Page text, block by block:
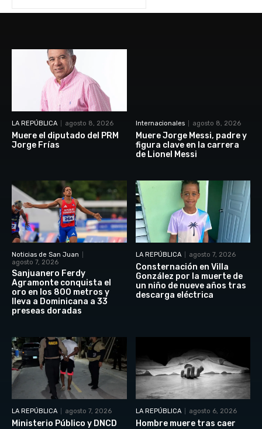
LA REPÚBLICA agosto 8, 2026
Muere el diputado del PRM
Jorge Frías
Internacionales agosto 8, 2026
Muere Jorge Messi, padre y
figura clave en la carrera
de Lionel Messi
Noticias de San Juan
agosto 7, 2026
Sanjuanero Ferdy
Agramonte conquista el
oro en los 800 metros y
lleva a Dominicana a 33
preseas doradas
LA REPÚBLICA agosto 7, 2026
Consternación en Villa
González por la muerte de
un niño de nueve años tras
descarga eléctrica
LA REPÚBLICA agosto 7, 2026
Ministerio Público y DNCD
LA REPÚBLICA agosto 6, 2026
Hombre muere tras caer